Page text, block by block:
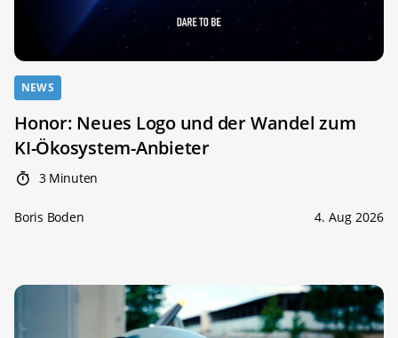
NEWS
Honor: Neues Logo und der Wandel zum
KI-Ökosystem-Anbieter
3 Minuten
Boris Boden 4. Aug 2026